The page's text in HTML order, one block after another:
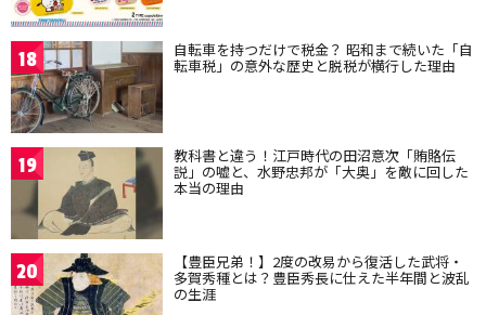
18 自転車を持つだけで税金？ 昭和まで続いた「自
転車税」の意外な歴史と脱税が横行した理由
19 教科書と違う！江戸時代の田沼意次「賄賂伝
説」の嘘と、水野忠邦が「大奥」を敵に回した
本当の理由
20 【豊臣兄弟！】2度の改易から復活した武将・
多賀秀種とは？豊臣秀長に仕えた半年間と波乱
の生涯